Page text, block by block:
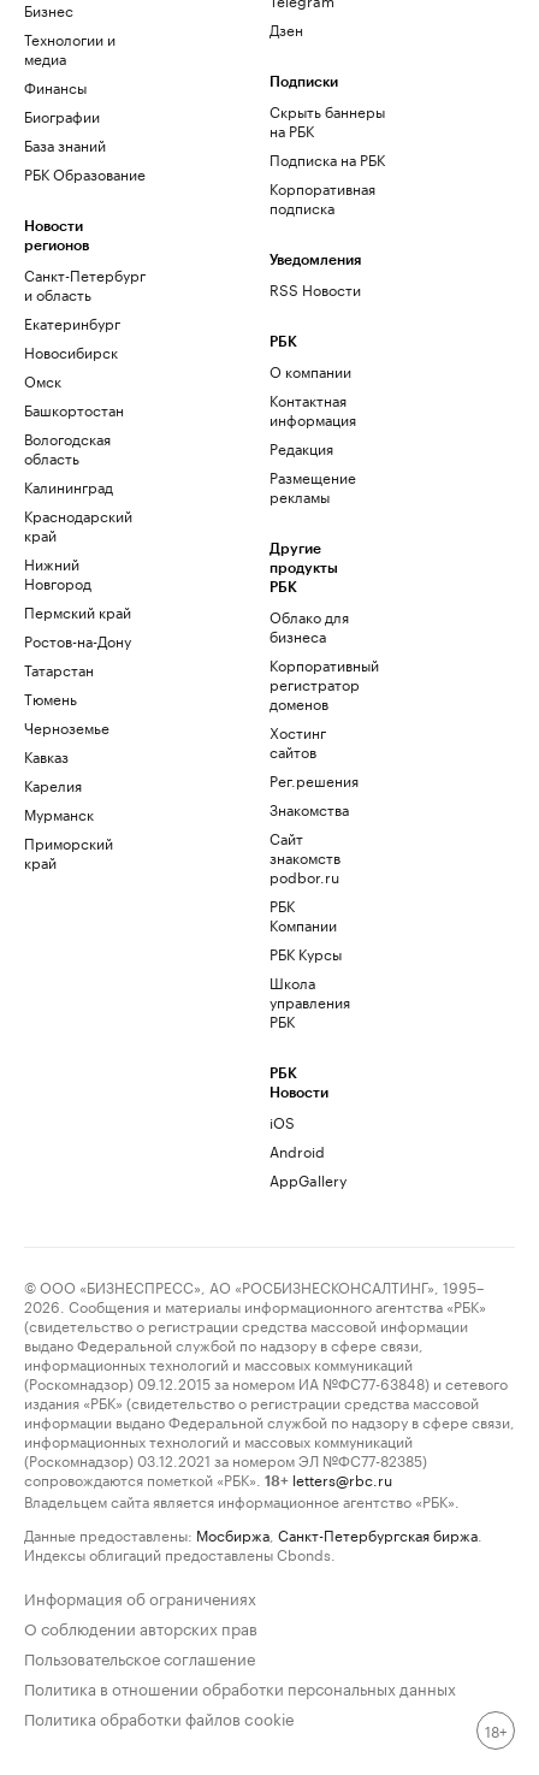
Бизнес
Технологии и
медиа
Финансы
Биографии
База знаний
РБК Образование
Новости
регионов
Санкт-Петербург
и область
Екатеринбург
Новосибирск
Омск
Башкортостан
Вологодская
область
Калининград
Краснодарский
край
Нижний
Новгород
Пермский край
Ростов-на-Дону
Татарстан
Тюмень
Черноземье
Кавказ
Карелия
Мурманск
Приморский
край
Дзен
Подписки
Скрыть баннеры
на РБК
Подписка на РБК
Корпоративная
подписка
Уведомления
RSS Новости
РБК
О компании
Контактная
информация
Редакция
Размещение
рекламы
Другие
продукты
РБК
Облако для
бизнеса
Корпоративный
регистратор
доменов
Хостинг
сайтов
Рег.решения
Знакомства
Сайт
знакомств
podbor.ru
РБК
Компании
РБК Курсы
Школа
управления
РБК
РБК
Новости
iOS
Android
AppGallery
© ООО «БИЗНЕСПРЕСС», АО «РОСБИЗНЕСКОНСАЛТИНГ», 1995–
2026. Сообщения и материалы информационного агентства «РБК»
(свидетельство о регистрации средства массовой информации
выдано Федеральной службой по надзору в сфере связи,
информационных технологий и массовых коммуникаций
(Роскомнадзор) 09.12.2015 за номером ИА №ФС77-63848) и сетевого
издания «РБК» (свидетельство о регистрации средства массовой
информации выдано Федеральной службой по надзору в сфере связи,
информационных технологий и массовых коммуникаций
(Роскомнадзор) 03.12.2021 за номером ЭЛ №ФС77-82385)
сопровождаются пометкой «РБК».
18+ letters@rbc.ru
Владельцем сайта является информационное агентство «РБК».
Данные предоставлены: Мосбиржа Санкт-Петербургская биржа
Индексы облигаций предоставлены Cbonds.
Информация об ограничениях
О соблюдении авторских прав
Пользовательское соглашение
Политика в отношении обработки персональных данных
Политика обработки файлов cookie
18+